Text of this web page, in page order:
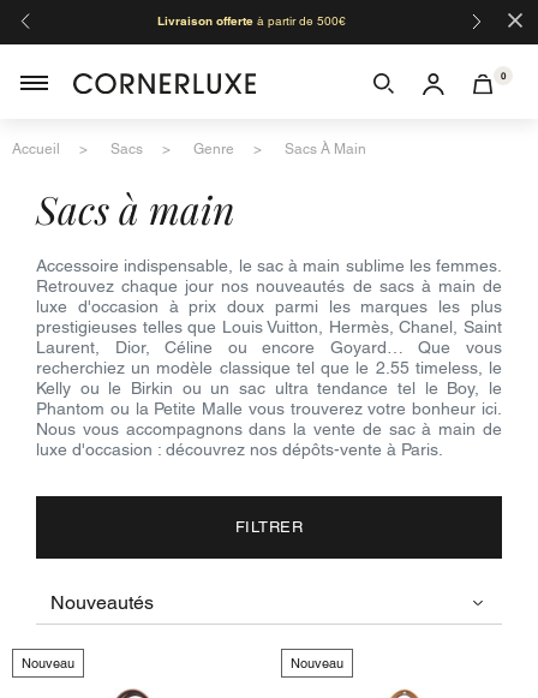
Livraison offerteà partir de 500€ ×
0
Accueil Sacs Genre Sacs À Main
sacs à main
Accessoire indispensable, le sac à main sublime les femmes.
Retrouvez chaque jour nos nouveautés de sacs à main de
luxe d'occasion à prix doux parmi les marques les plus
prestigieuses telles que Louis Vuitton, Hermès, Chanel, Saint
Laurent, Dior, Céline ou encore Goyard… Que vous
recherchiez un modèle classique tel que le 2.55 timeless, le
Kelly ou le Birkin ou un sac ultra tendance tel le Boy, le
Phantom ou la Petite Malle vous trouverez votre bonheur ici.
Nous vous accompagnons dans la vente de sac à main de
luxe d'occasion : découvrez nos dépôts-vente à Paris.
FILTRER
Nouveau Nouveau